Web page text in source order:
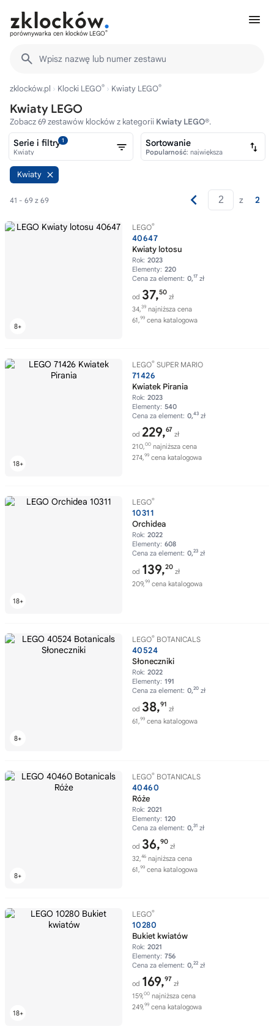
porównywarka cen klocków LEGO®
Wpisz nazwę lub numer zestawu
zklocków.pl Klocki LEGO® Kwiaty LEGO®
Kwiaty LEGO
Zobacz 69 zestawów klocków z kategorii Kwiaty LEGO®.
Kwiaty
41 - 69 z 69 z 2
LEGO®
40647
Kwiaty lotosu
Rok: 2023
Elementy: 220
Cena za element: 0,17 zł
od 37,50
zł
34,39 najniższa cena
61,99 cena katalogowa
LEGO® SUPER MARIO
71426
Kwiatek Pirania
Rok: 2023
Elementy: 540
Cena za element: 0,43 zł
od 229,67
zł
210,00 najniższa cena
274,99 cena katalogowa
LEGO®
10311
Orchidea
Rok: 2022
Elementy: 608
Cena za element: 0,23 zł
od 139,20
zł
209,99 cena katalogowa
LEGO® BOTANICALS
40524
Słoneczniki
Rok: 2022
Elementy: 191
Cena za element: 0,20 zł
od 38,91
zł
61,99 cena katalogowa
LEGO® BOTANICALS
40460
Róże
Rok: 2021
Elementy: 120
Cena za element: 0,31 zł
od 36,90
zł
32,46 najniższa cena
61,99 cena katalogowa
LEGO®
10280
Bukiet kwiatów
Rok: 2021
Elementy: 756
Cena za element: 0,22 zł
od 169,97
zł
159,00 najniższa cena
249,99 cena katalogowa
Serie i filtry1
Kwiaty
Sortowanie
Popularność: największa